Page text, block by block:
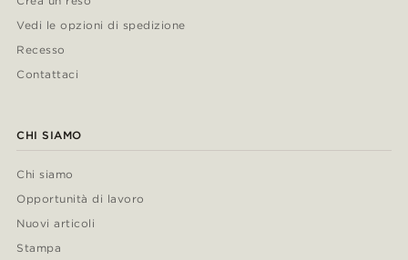
Vedi le opzioni di spedizione
Recesso
Contattaci
CHI SIAMO
Chi siamo
Opportunità di lavoro
Nuovi articoli
Stampa